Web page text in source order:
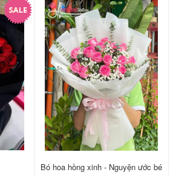
Bó hoa hồng xinh - Nguyện ước bé